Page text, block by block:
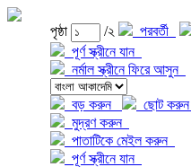
পৃষ্ঠা /২ পরবর্তী
পূর্ণ স্ক্রীনে যান
নর্মাল স্ক্রীনে ফিরে আসুন
বড় করুন
ছোট করুন
মুদ্রণ করুন
পাতাটিকে মেইল করুন
পূর্ণ স্ক্রীনে যান